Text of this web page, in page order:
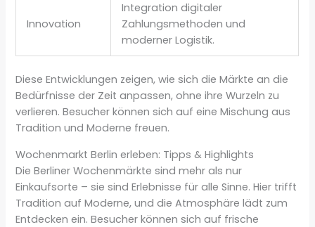
Innovation
Integration digitaler
Zahlungsmethoden und
moderner Logistik.
Diese Entwicklungen zeigen, wie sich die Märkte an die
Bedürfnisse der Zeit anpassen, ohne ihre Wurzeln zu
verlieren. Besucher können sich auf eine Mischung aus
Tradition und Moderne freuen.
Wochenmarkt Berlin erleben: Tipps & Highlights
Die Berliner Wochenmärkte sind mehr als nur
Einkaufsorte – sie sind Erlebnisse für alle Sinne. Hier trifft
Tradition auf Moderne, und die Atmosphäre lädt zum
Entdecken ein. Besucher können sich auf frische